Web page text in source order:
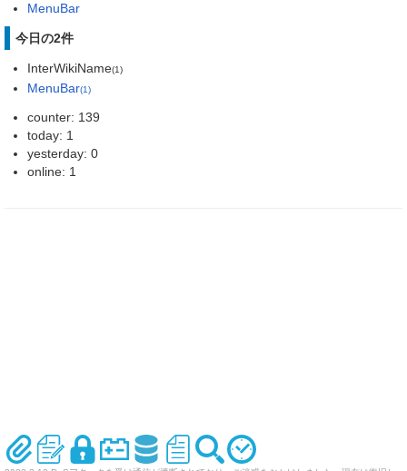
MenuBar
今日の2件
InterWikiName(1)
MenuBar(1)
counter: 139
today: 1
yesterday: 0
online: 1